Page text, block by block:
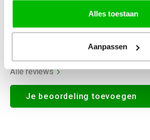
Alles toestaan
Aanpassen
Alle reviews
Je beoordeling toevoegen